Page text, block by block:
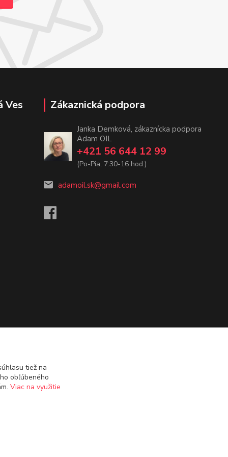
Ves Zákaznická podpora
Janka Demková, zákaznícka podpora
Adam OIL
+421 56 644 12 99
(Po-Pia, 7:30-16 hod.)
adamoil.sk@gmail.com
tiež na
obľúbeného
Viac na využitie